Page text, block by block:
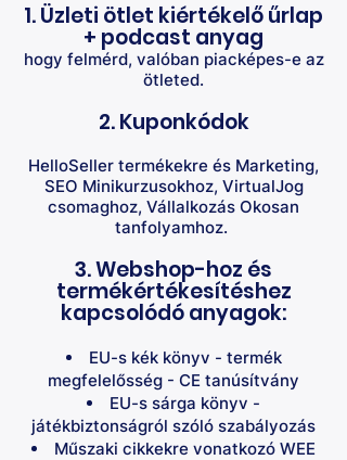
1. Üzleti ötlet kiértékelő űrlap
+ podcast anyag
hogy felmérd, valóban piacképes-e az
ötleted.
2. Kuponkódok
HelloSeller termékekre és Marketing,
SEO Minikurzusokhoz, VirtualJog
csomaghoz, Vállalkozás Okosan
tanfolyamhoz.
3. Webshop-hoz és
termékértékesítéshez
kapcsolódó anyagok:
EU-s kék könyv - termék
megfelelősség - CE tanúsítvány
EU-s sárga könyv -
játékbiztonságról szóló szabályozás
Műszaki cikkekre vonatkozó WEE